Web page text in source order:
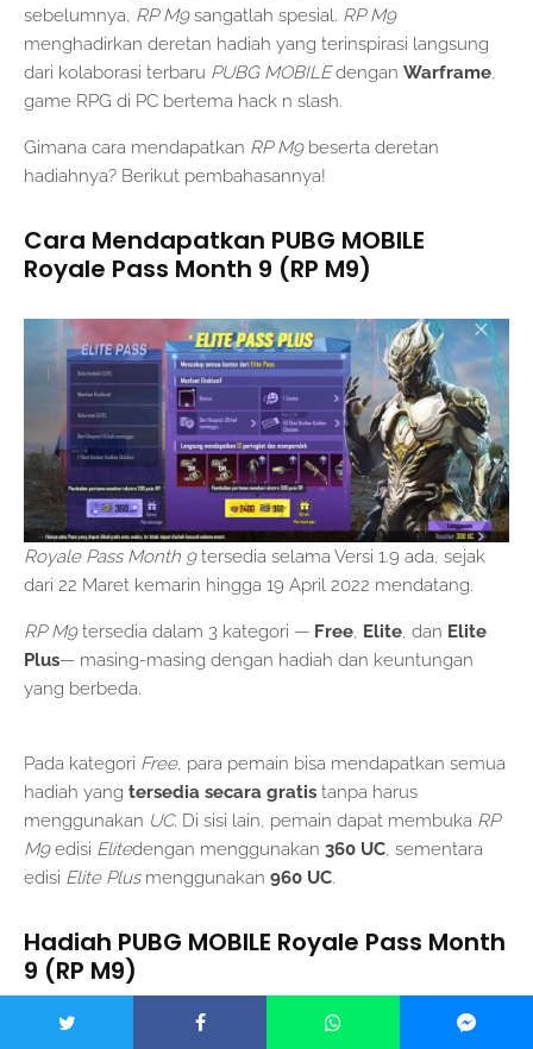
sebelumnya, RP M9sangatlah spesial. RP M9
menghadirkan deretan hadiah yang terinspirasi langsung
dari kolaborasi terbaru PUBG MOBILEdengan Warframe,
game RPG di PC bertema hack n slash.
Gimana cara mendapatkan RP M9beserta deretan
hadiahnya? Berikut pembahasannya!
Cara Mendapatkan PUBG MOBILE
Royale Pass Month 9 (RP M9)
Royale Pass Month 9tersedia selama Versi 1.9 ada, sejak
dari 22 Maret kemarin hingga 19 April 2022 mendatang.
RP M9tersedia dalam 3 kategori — Free, Elite, dan Elite
Plus⁠— masing-masing dengan hadiah dan keuntungan
yang berbeda.
Pada kategori Free, para pemain bisa mendapatkan semua
hadiah yang tersedia secara gratis tanpa harus
menggunakan UC. Di sisi lain, pemain dapat membuka RP
M9edisi Elitedengan menggunakan 360 UC, sementara
edisi Elite Plusmenggunakan 960 UC.
Hadiah PUBG MOBILE Royale Pass Month
9 (RP M9)